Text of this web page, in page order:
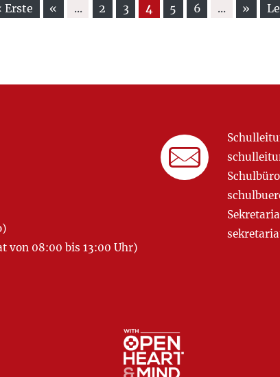
Erste « ... 2 3 4 5 6 ... »
von 08:00 bis 13:00 Uhr)